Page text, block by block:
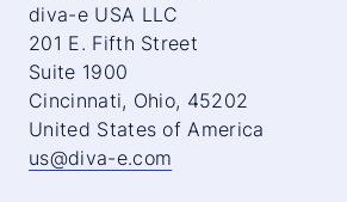
diva-e USA LLC
201 E. Fifth Street
Suite 1900
Cincinnati, Ohio, 45202
United States of America
us@diva-e.com